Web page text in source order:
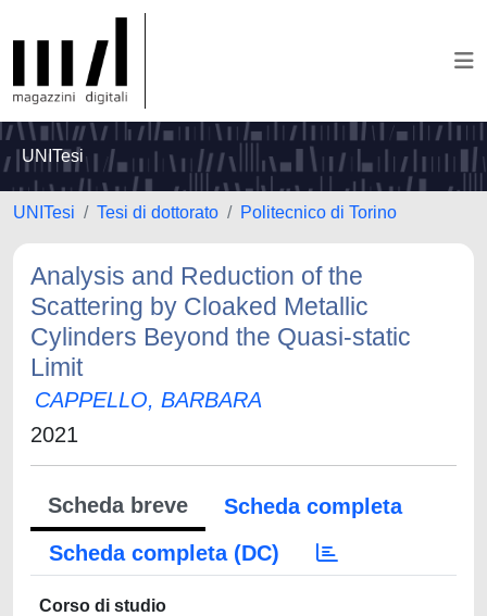
UNITesi
UNITesi Tesi di dottorato Politecnico di Torino
Analysis and Reduction of the
Scattering by Cloaked Metallic
Cylinders Beyond the Quasi-static
Limit
CAPPELLO, BARBARA
2021
Scheda breve
Scheda completa
Scheda completa (DC)
Corso di studio